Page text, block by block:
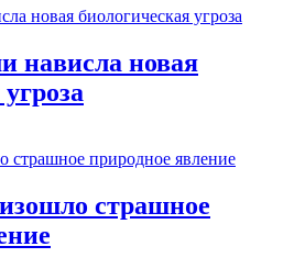
нависла новая
страшное